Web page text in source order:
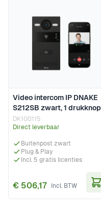
Video intercom IP DNAKE
S212SB zwart, 1 drukknop
DK100115
Direct leverbaar
Buitenpost zwart
Plug & Play
Incl. 5 gratis licenties
€ 506,17